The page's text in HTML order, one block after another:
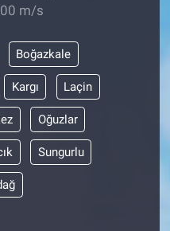
m/s
Boğazkale
Kargı Laçin
Oğuzlar
Sungurlu